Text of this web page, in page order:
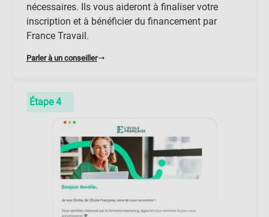
nécessaires. Ils vous aideront à finaliser votre
inscription et à bénéficier du financement par
France Travail.
Parler à un conseiller
Étape 4